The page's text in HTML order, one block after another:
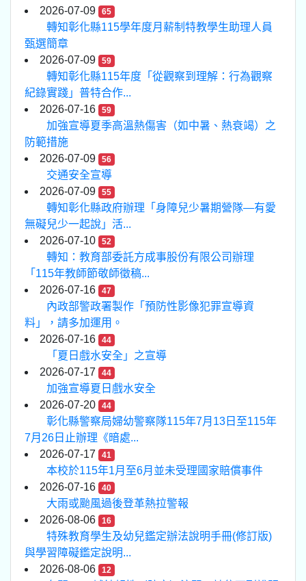
2026-07-09 65
轉知彰化縣115學年度月薪制特教學生助理人員
甄選簡章
2026-07-09
59
轉知彰化縣115年度「從觀察到理解：行為觀察
紀錄實踐」普特合作...
2026-07-16
59
加強宣導夏季高溫熱傷害（如中暑、熱衰竭）之
防範措施
2026-07-09
56
交通安全宣導
2026-07-09
55
轉知彰化縣政府辦理「身障兒少暑期營隊—有愛
無礙兒少一起說」活...
2026-07-10
52
轉知：教育部委託方成事股份有限公司辦理
「115年教師節敬師徵稿...
2026-07-16
47
內政部警政署製作「預防性影像犯罪宣導資
料」，請多加運用。
2026-07-16
44
「夏日戲水安全」之宣導
2026-07-17
44
加強宣導夏日戲水安全
2026-07-20
44
彰化縣警察局婦幼警察隊115年7月13日至115年
7月26日止辦理《暗處...
2026-07-17
41
本校於115年1月至6月並未受理國家賠償事件
2026-07-16
40
大雨或颱風過後登革熱拉警報
2026-08-06
16
特殊教育學生及幼兒鑑定辦法說明手冊(修訂版)
與學習障礙鑑定說明...
2026-08-06
12